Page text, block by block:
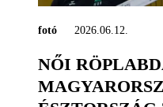
fotó 2026.06.12.
NŐI